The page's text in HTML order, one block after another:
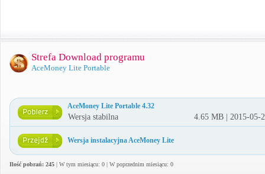
Strefa Download programu
AceMoney Lite Portable
AceMoney Lite Portable 4.32
Wersja stabilna 4.65 MB | 2015-05-
Wersja instalacyjna AceMoney Lite
Ilość pobrań: 245 | W tym miesiącu: 0 | W poprzednim miesiącu: 0